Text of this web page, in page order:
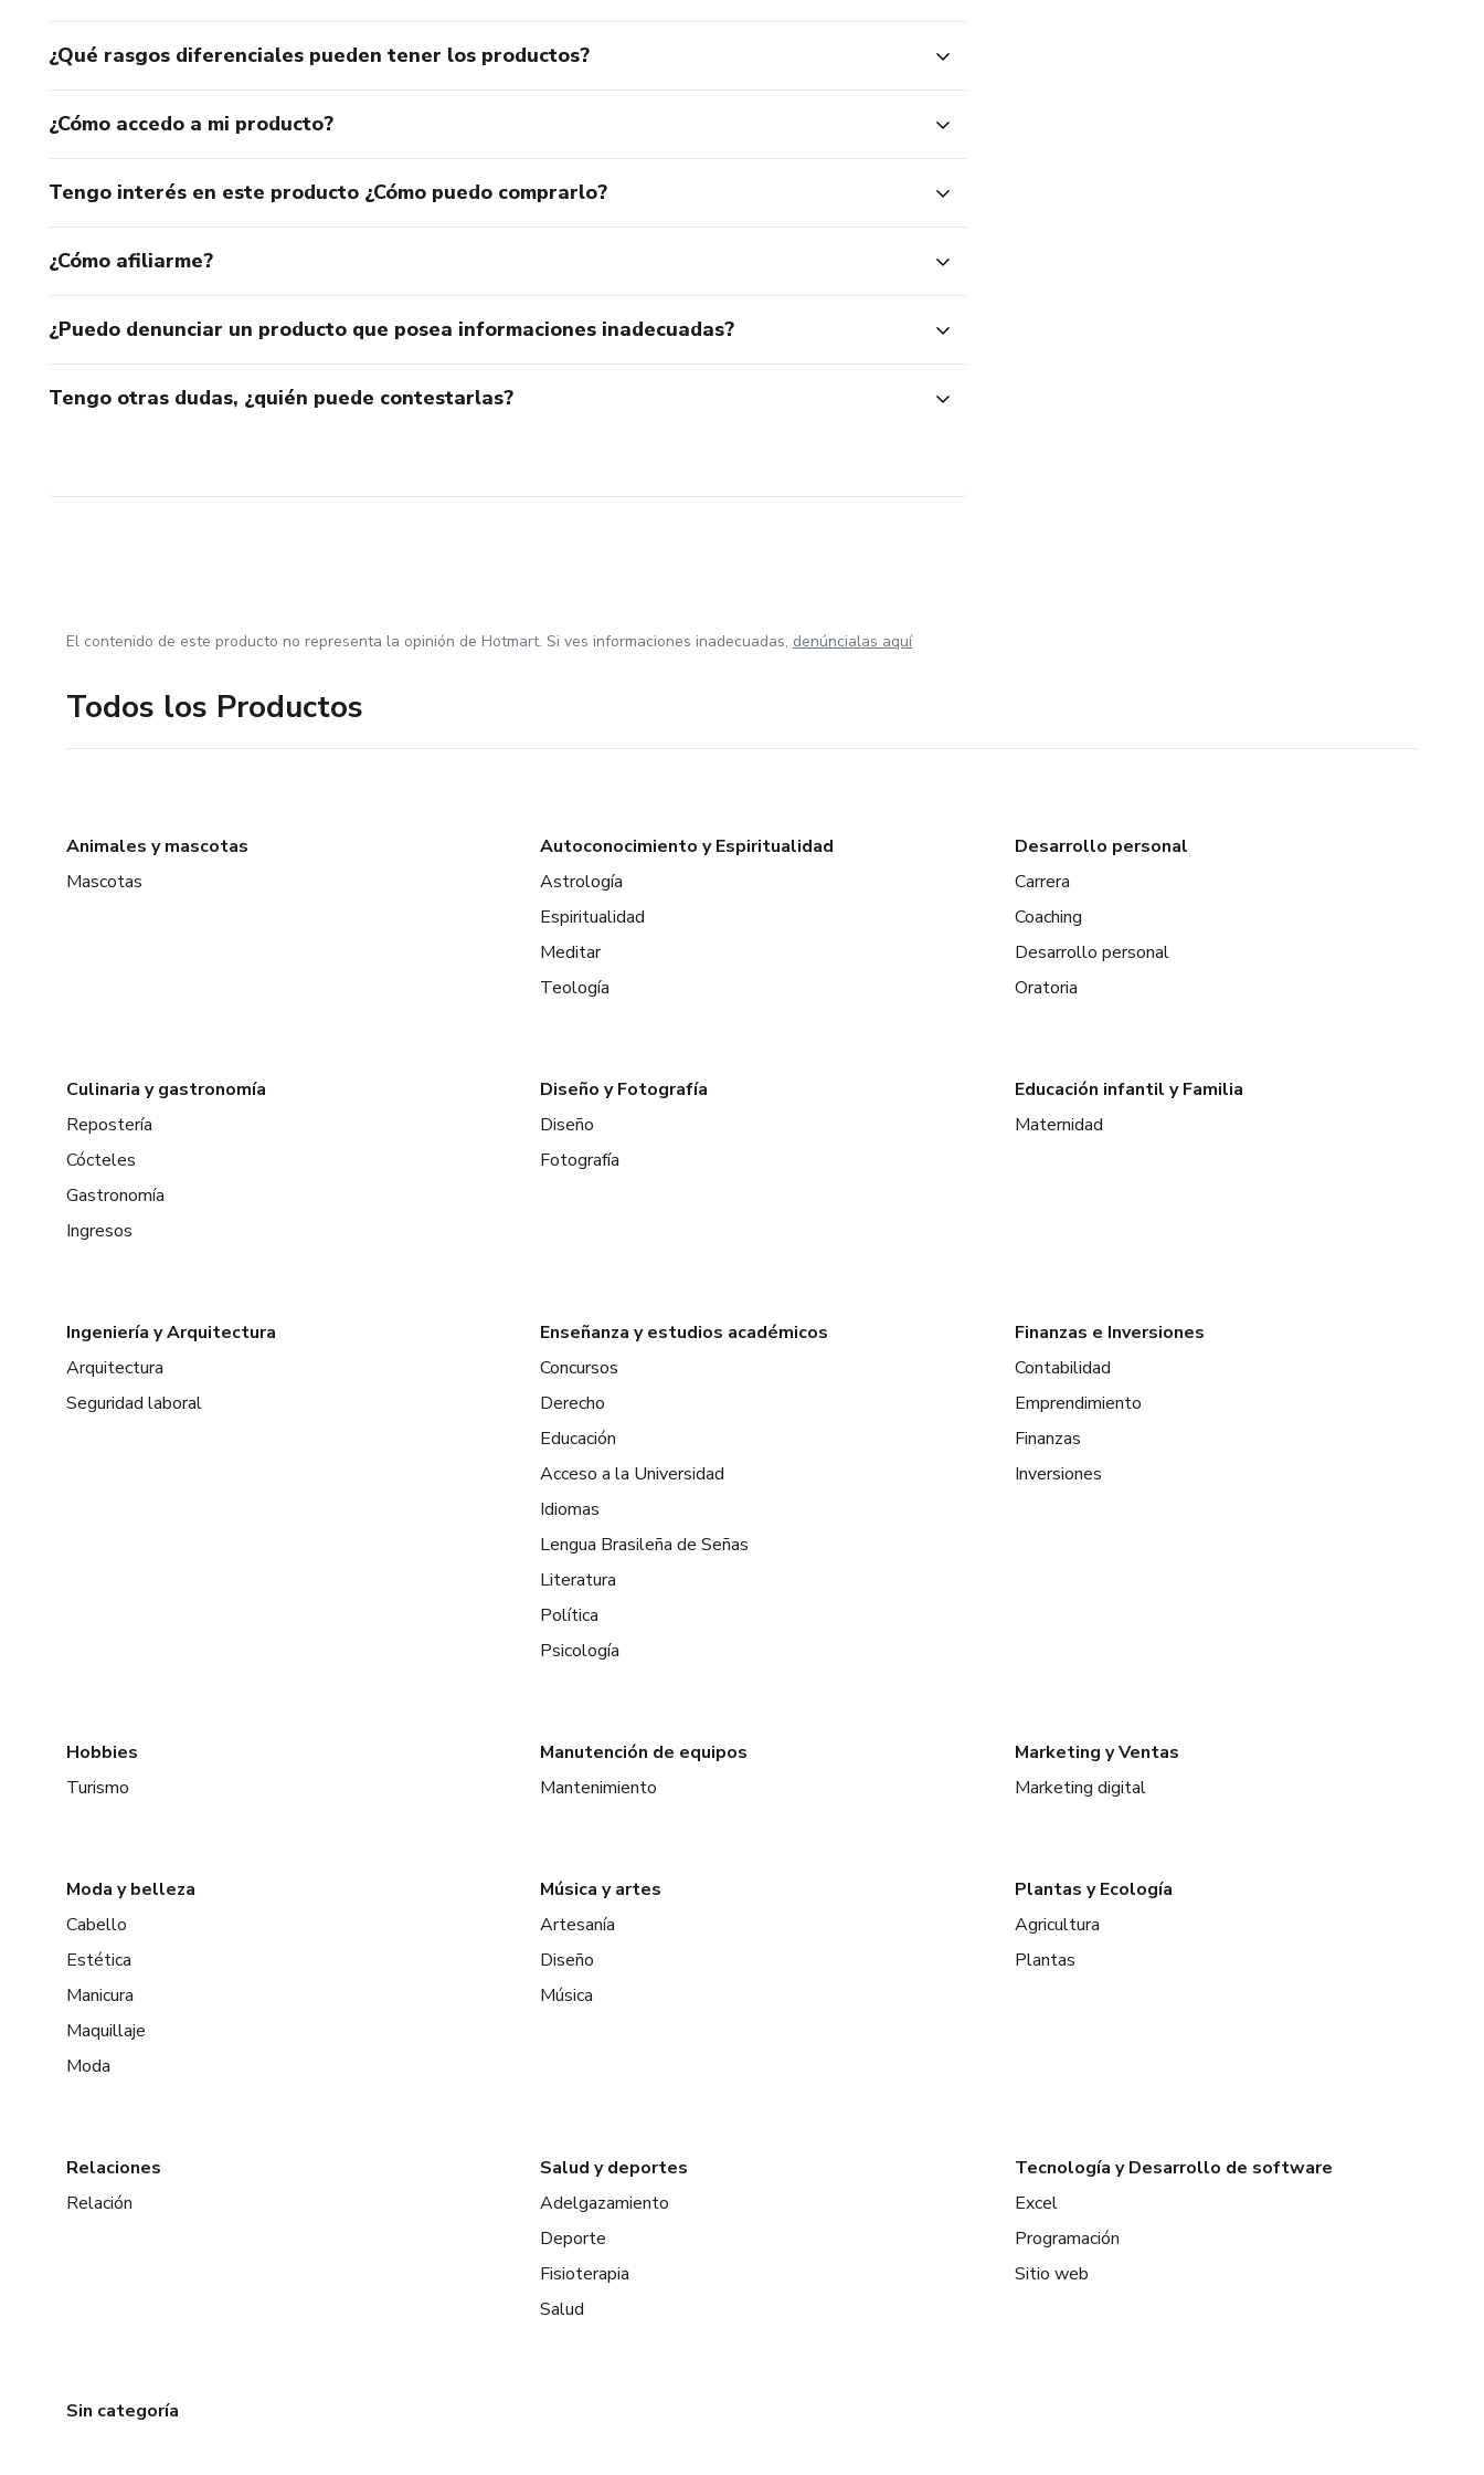
¿Qué rasgos diferenciales pueden tener los productos?
¿Cómo accedo a mi producto?
Tengo interés en este producto ¿Cómo puedo comprarlo?
¿Cómo afiliarme?
¿Puedo denunciar un producto que posea informaciones inadecuadas?
Tengo otras dudas, ¿quién puede contestarlas?
El contenido de este producto no representa la opinión de Hotmart. Si ves informaciones inadecuadas, denúncialas aquí
Todos los Productos
Animales y mascotas
Mascotas
Autoconocimiento y Espiritualidad
Astrología
Espiritualidad
Meditar
Teología
Desarrollo personal
Carrera
Coaching
Desarrollo personal
Oratoria
Culinaria y gastronomía
Repostería
Cócteles
Gastronomía
Ingresos
Diseño y Fotografía
Diseño
Fotografía
Educación infantil y Familia
Maternidad
Ingeniería y Arquitectura
Arquitectura
Seguridad laboral
Enseñanza y estudios académicos
Concursos
Derecho
Educación
Acceso a la Universidad
Idiomas
Lengua Brasileña de Señas
Literatura
Política
Psicología
Finanzas e Inversiones
Contabilidad
Emprendimiento
Finanzas
Inversiones
Hobbies
Turismo
Manutención de equipos
Mantenimiento
Marketing y Ventas
Marketing digital
Moda y belleza
Cabello
Estética
Manicura
Maquillaje
Moda
Música y artes
Artesanía
Diseño
Música
Plantas y Ecología
Agricultura
Plantas
Relaciones
Relación
Salud y deportes
Adelgazamiento
Deporte
Fisioterapia
Salud
Tecnología y Desarrollo de software
Excel
Programación
Sitio web
Sin categoría